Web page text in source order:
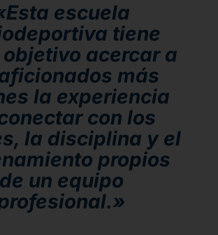
escuela
tiene
acercar a
más
la experiencia
con los
la disciplina y el
propios
de un equipo